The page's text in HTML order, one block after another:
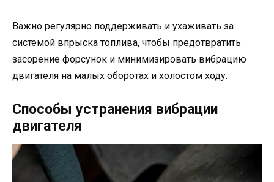
Важно регулярно поддерживать и ухаживать за
системой впрыска топлива, чтобы предотвратить
засорение форсунок и минимизировать вибрацию
двигателя на малых оборотах и холостом ходу.
Способы устранения вибрации
двигателя